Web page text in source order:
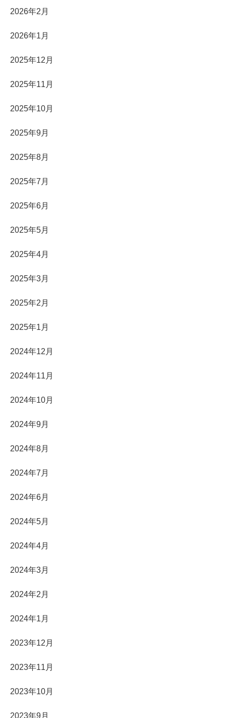
2026年2月
2026年1月
2025年12月
2025年11月
2025年10月
2025年9月
2025年8月
2025年7月
2025年6月
2025年5月
2025年4月
2025年3月
2025年2月
2025年1月
2024年12月
2024年11月
2024年10月
2024年9月
2024年8月
2024年7月
2024年6月
2024年5月
2024年4月
2024年3月
2024年2月
2024年1月
2023年12月
2023年11月
2023年10月
2023年9月